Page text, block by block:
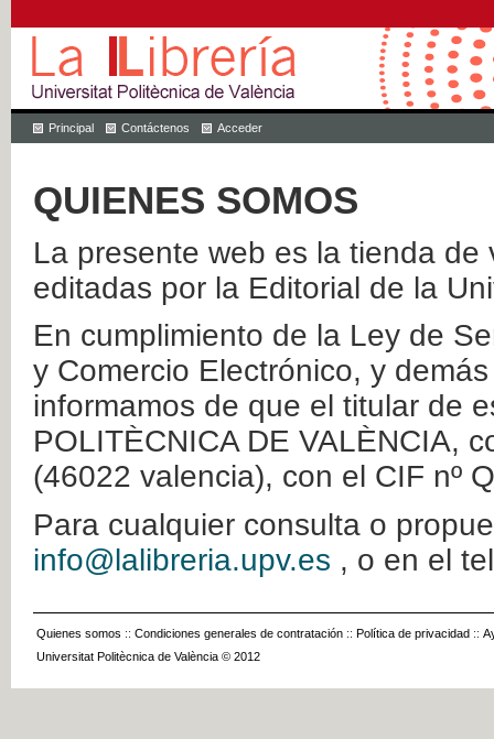
Principal Contáctenos Acceder
QUIENES SOMOS
La presente web es la tienda
editadas por la Editorial de la
En cumplimiento de la Ley de
y Comercio Electrónico, y
informamos de que el titular de
POLITÈCNICA DE VALÈNCIA,
(46022 valencia), con el CIF nº
Para cualquier consulta o
info@lalibreria.upv.es , o en el
Quienes somos :: Condiciones generales de contratación :: Política de privacidad ::
Universitat Politècnica de València © 2012